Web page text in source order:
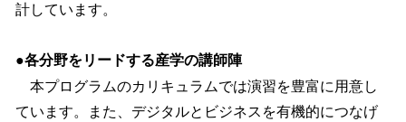
計しています。
●各分野をリードする産学の講師陣
本プログラムのカリキュラムでは演習を豊富に用意し
ています。また、デジタルとビジネスを有機的につなげ